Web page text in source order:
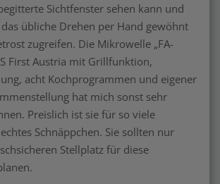
Sichtfenster sehen kann und
übliche Drehen per Hand gewöhnt
zugreifen. Die Mikrowelle „FA-
First Austria mit Grillfunktion,
acht Kochprogrammen und eigener
hat mich sonst sehr
Preislich ist sie für so viele
Schnäppchen. Sie sollten nur
Stellplatz für diese